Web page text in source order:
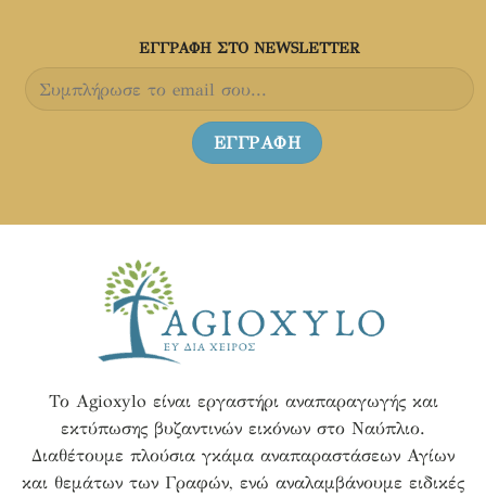
ΕΓΓΡΑΦH ΣΤΟ NEWSLETTER
Το Agioxylo είναι εργαστήρι αναπαραγωγής και
εκτύπωσης βυζαντινών εικόνων στο Ναύπλιο.
Διαθέτουμε πλούσια γκάμα αναπαραστάσεων Αγίων
και θεμάτων των Γραφών, ενώ αναλαμβάνουμε ειδικές